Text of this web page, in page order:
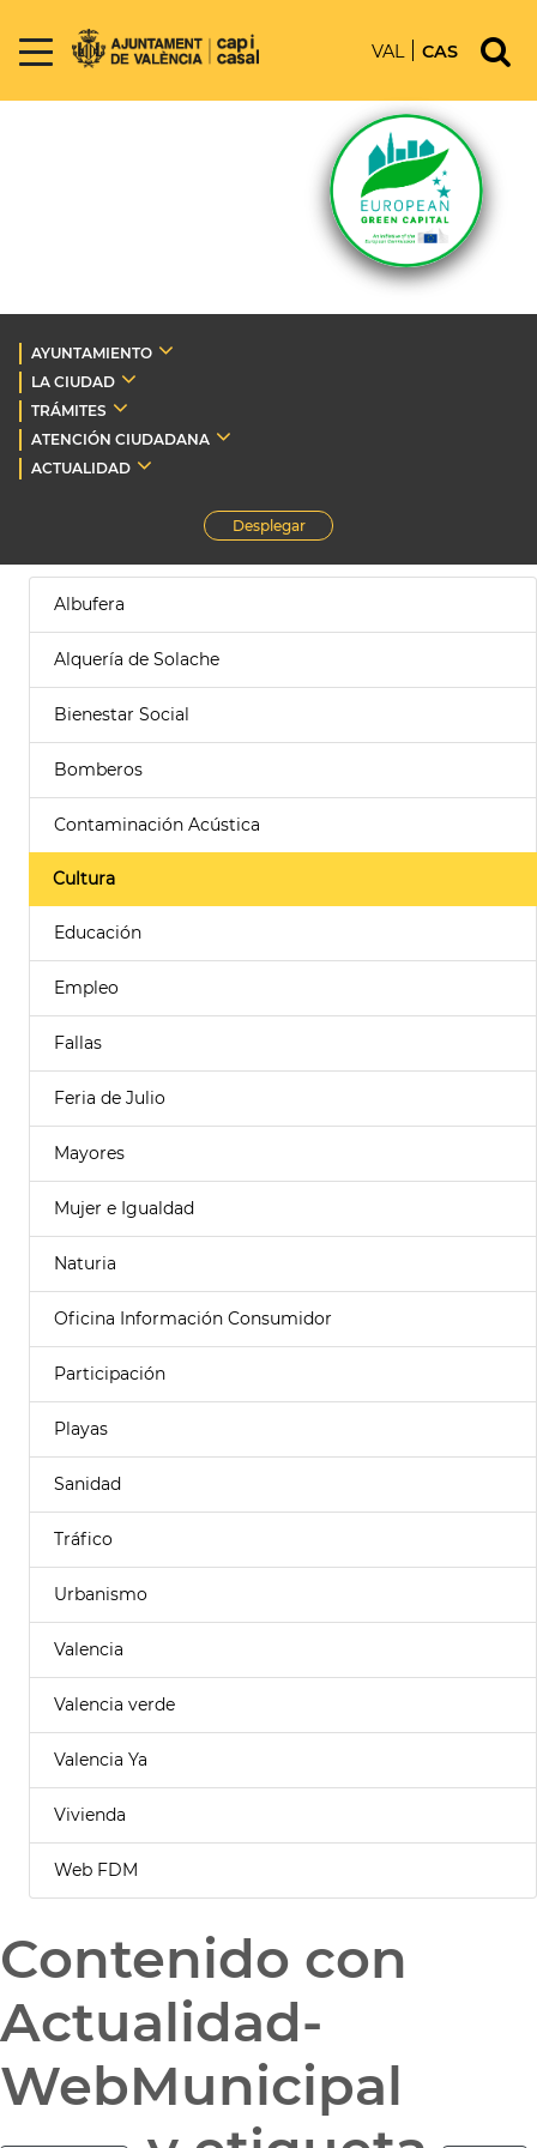
VAL CAS
AYUNTAMIENTO
LA CIUDAD
TRÁMITES
ATENCIÓN CIUDADANA
ACTUALIDAD
Desplegar
Albufera
Alquería de Solache
Bienestar Social
Bomberos
Contaminación Acústica
Cultura
Educación
Empleo
Fallas
Feria de Julio
Mayores
Mujer e Igualdad
Naturia
Oficina Información Consumidor
Participación
Playas
Sanidad
Tráfico
Urbanismo
Valencia
Valencia verde
Valencia Ya
Vivienda
Web FDM
Contenido con
Actualidad-
WebMunicipal